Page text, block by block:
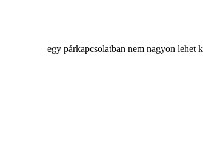
egy párkapcsolatban nem nagyon lehet